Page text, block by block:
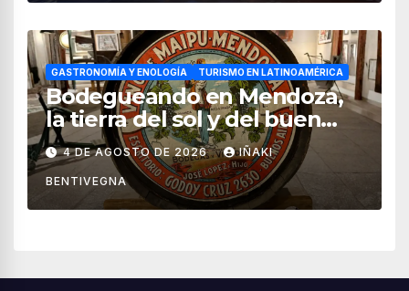
GASTRONOMÍA Y ENOLOGÍA TURISMO EN LATINOAMÉRICA
Bodegueando en Mendoza,
la tierra del sol y del buen
vino
4 DE AGOSTO DE 2026 IÑAKI
BENTIVEGNA